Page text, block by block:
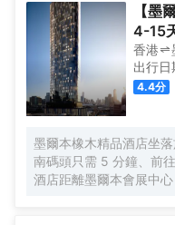
務、24 小時前台服務
供智能電視。您的客房
絡，方便您與朋友保持
求。配備淋浴設施的私
【墨
4-15
香港
出行日
4.4分
墨爾本橡木精品酒店坐
南碼頭只需 5 分鐘、前
酒店距離墨爾本會展中